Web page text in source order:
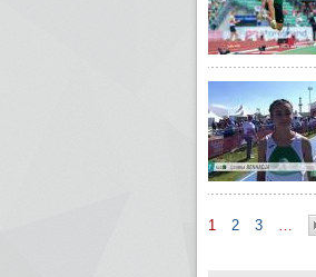
Pages
1 2 3 …